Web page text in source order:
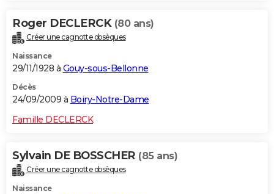
Roger DECLERCK (80 ans)
Créer une cagnotte obsèques
Naissance
29/11/1928 à Gouy-sous-Bellonne
Décès
24/09/2009 à Boiry-Notre-Dame
Famille DECLERCK
Sylvain DE BOSSCHER (85 ans)
Créer une cagnotte obsèques
Naissance